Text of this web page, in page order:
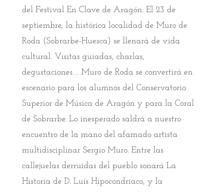
del Festival En Clave de Aragón. El 23 de
septiembre, la histórica localidad de Muro de
Roda (Sobrarbe-Huesca) se llenará de vida
cultural. Visitas guiadas, charlas,
degustaciones…. Muro de Roda se convertirá en
escenario para los alumnos del Conservatorio
Superior de Música de Aragón y para la Coral
de Sobrarbe. Lo inesperado saldrá a nuestro
encuentro de la mano del afamado artista
multidisciplinar Sergio Muro. Entre las
callejuelas derruidas del pueblo sonará La
Historia de D. Luís Hipocondriaco, y la